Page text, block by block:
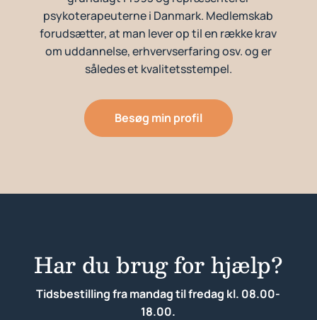
psykoterapeuterne i Danmark. Medlemskab
forudsætter, at man lever op til en række krav
om uddannelse, erhvervserfaring osv. og er
således et kvalitetsstempel.
Besøg min profil
Har du brug for hjælp?
Tidsbestilling fra mandag til fredag kl. 08.00-
18.00.